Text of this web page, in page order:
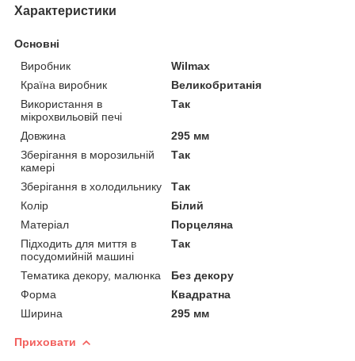
Характеристики
Основні
Виробник
Wilmax
Країна виробник
Великобританія
Використання в
мікрохвильовій печі
Так
Довжина
295 мм
Зберігання в морозильній
камері
Так
Зберігання в холодильнику
Так
Колір
Білий
Матеріал
Порцеляна
Підходить для миття в
посудомийній машині
Так
Тематика декору, малюнка
Без декору
Форма
Квадратна
Ширина
295 мм
Приховати